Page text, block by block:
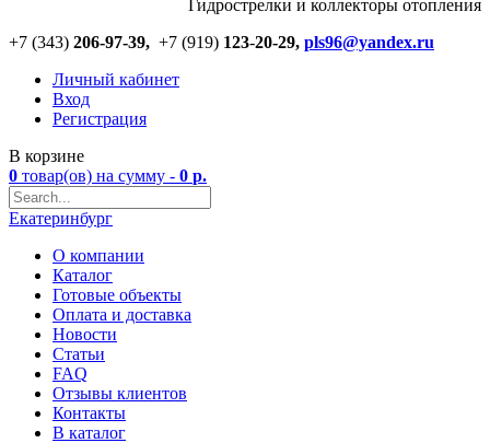
Гидрострелки и коллекторы отопления
+7 (343) 206-97-39, +7 (919) 123-20-29, pls96@yandex.ru
Личный кабинет
Вход
Регистрация
В корзине
0 товар(ов) на сумму - 0 р.
Екатеринбург
О компании
Каталог
Готовые объекты
Оплата и доставка
Новости
Статьи
FAQ
Отзывы клиентов
Контакты
В каталог